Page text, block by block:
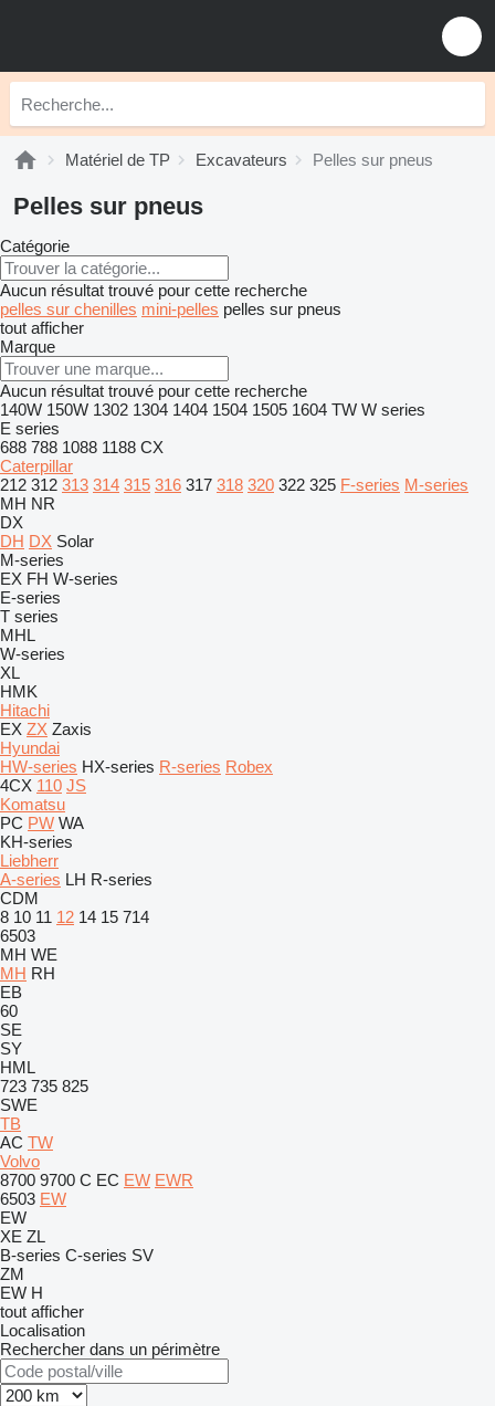
Matériel de TP Excavateurs Pelles sur pneus
Pelles sur pneus
Catégorie
Aucun résultat trouvé pour cette recherche
pelles sur chenilles mini-pelles pelles sur pneus
tout afficher
Marque
Aucun résultat trouvé pour cette recherche
140W 150W 1302 1304 1404 1504 1505 1604 TW W series
E series
688 788 1088 1188 CX
Caterpillar
212 312 313 314 315 316 317 318 320 322 325 F-series M-series
MH NR
DX
DH DX Solar
M-series
EX FH W-series
E-series
T series
MHL
W-series
XL
HMK
Hitachi
EX ZX Zaxis
Hyundai
HW-series HX-series R-series Robex
4CX 110 JS
Komatsu
PC PW WA
KH-series
Liebherr
A-series LH R-series
CDM
8 10 11 12 14 15 714
6503
MH WE
MH RH
EB
60
SE
SY
HML
723 735 825
SWE
TB
AC TW
Volvo
8700 9700 C EC EW EWR
6503 EW
EW
XE ZL
B-series C-series SV
ZM
EW H
tout afficher
Localisation
Rechercher dans un périmètre